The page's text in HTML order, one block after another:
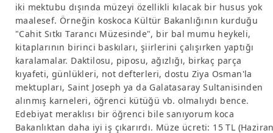
iki mektubu dışında müzeyi özellikli kılacak bir husus yok
maalesef. Örneğin koskoca Kültür Bakanlığının kurduğu
"Cahit Sıtkı Tarancı Müzesinde", bir bal mumu heykeli,
kitaplarının birinci baskıları, şiirlerini çalışırken yaptığı
karalamalar. Daktilosu, piposu, ağızlığı, birkaç parça
kıyafeti, günlükleri, not defterleri, dostu Ziya Osman'la
mektupları, Saint Joseph ya da Galatasaray Sultanisinden
alınmış karneleri, öğrenci kütüğü vb. olmalıydı bence.
Edebiyat meraklısı bir öğrenci bile sanıyorum koca
Bakanlıktan daha iyi iş çıkarırdı. Müze ücreti: 15 TL